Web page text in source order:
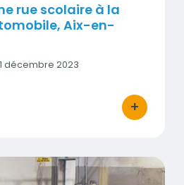
rue scolaire à la
Aix-en-
décembre 2023
+
bouton
et traitements de réduction